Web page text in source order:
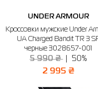
UNDER ARMOUR
Кроссовки мужские Under
UA Charged Bandit TR 3
черные 3028657-001
5 990 ₴ 50%
2 995 ₴